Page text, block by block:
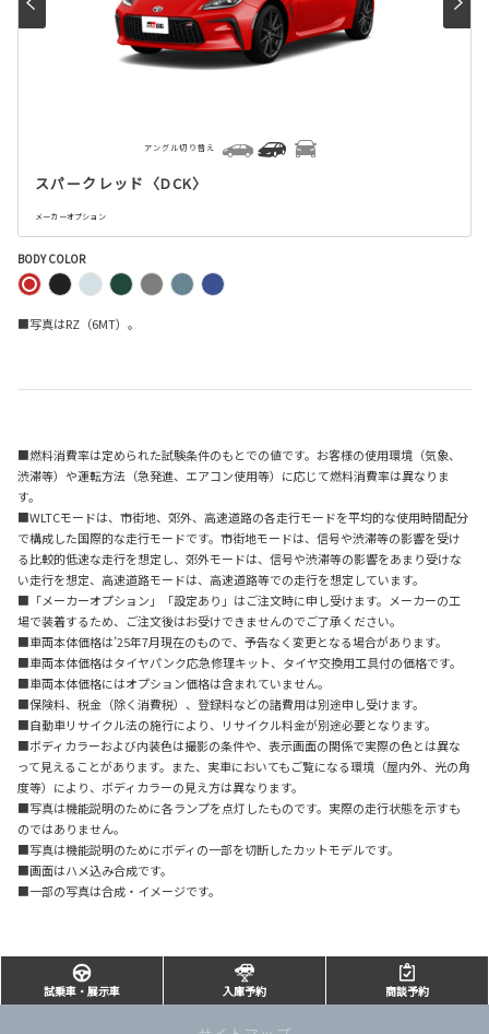
スパークレッド〈DCK〉
メーカーオプション
アングル切り替え
BODY COLOR
■写真はRZ（6MT）。
■燃料消費率は定められた試験条件のもとでの値です。お客様の使用環境（気象、
渋滞等）や運転方法（急発進、エアコン使用等）に応じて燃料消費率は異なりま
す。
■WLTCモードは、市街地、郊外、高速道路の各走行モードを平均的な使用時間配分
で構成した国際的な走行モードです。市街地モードは、信号や渋滞等の影響を受け
る比較的低速な走行を想定し、郊外モードは、信号や渋滞等の影響をあまり受けな
い走行を想定、高速道路モードは、高速道路等での走行を想定しています。
■「メーカーオプション」「設定あり」はご注文時に申し受けます。メーカーの工
場で装着するため、ご注文後はお受けできませんのでご了承ください。
■車両本体価格は’25年7月現在のもので、予告なく変更となる場合があります。
■車両本体価格はタイヤパンク応急修理キット、タイヤ交換用工具付の価格です。
■車両本体価格にはオプション価格は含まれていません。
■保険料、税金（除く消費税）、登録料などの諸費用は別途申し受けます。
■自動車リサイクル法の施行により、リサイクル料金が別途必要となります。
■ボディカラーおよび内装色は撮影の条件や、表示画面の関係で実際の色とは異な
って見えることがあります。また、実車においてもご覧になる環境（屋内外、光の角
度等）により、ボディカラーの見え方は異なります。
■写真は機能説明のために各ランプを点灯したものです。実際の走行状態を示すも
のではありません。
■写真は機能説明のためにボディの一部を切断したカットモデルです。
■画面はハメ込み合成です。
■一部の写真は合成・イメージです。
試乗車・展示車 入庫予約 商談予約